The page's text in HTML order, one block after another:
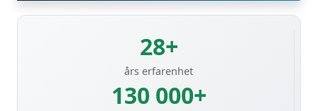
28+
års erfarenhet
130 000+